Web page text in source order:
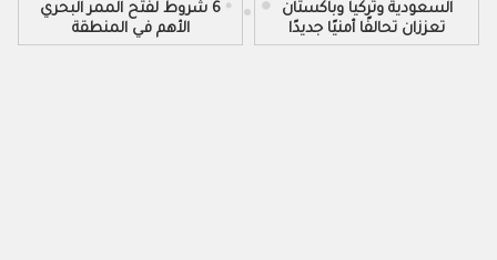
6 شروط لفتح الممر البحري
الأهم في المنطقة
السعودية وتركيا وباكستان
تعززان تحالفًا أمنيًا جديدًا